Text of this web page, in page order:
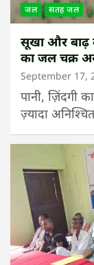
जल सतह जल
सूखा और बाढ़ के
का जल चक्र
September 17,
पानी, ज़िंदगी
ज़्यादा